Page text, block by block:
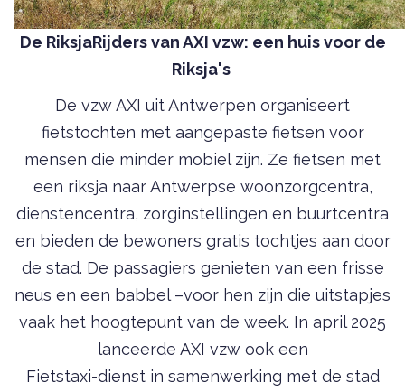
De RiksjaRijders van AXI vzw: een huis voor de
Riksja's
De vzw AXI uit Antwerpen organiseert
fietstochten met aangepaste fietsen voor
mensen die minder mobiel zijn. Ze fietsen met
een riksja naar Antwerpse woonzorgcentra,
dienstencentra, zorginstellingen en buurtcentra
en bieden de bewoners gratis tochtjes aan door
de stad. De passagiers genieten van een frisse
neus en een babbel –voor hen zijn die uitstapjes
vaak het hoogtepunt van de week. In april 2025
lanceerde AXI vzw ook een
Fietstaxi-dienst in samenwerking met de stad